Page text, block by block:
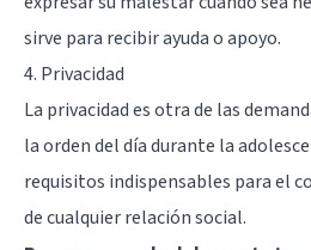
sirve para recibir ayuda o apoyo.
4. Privacidad
La privacidad es otra de las
la orden del día durante la
requisitos indispensables para el
de cualquier relación social.